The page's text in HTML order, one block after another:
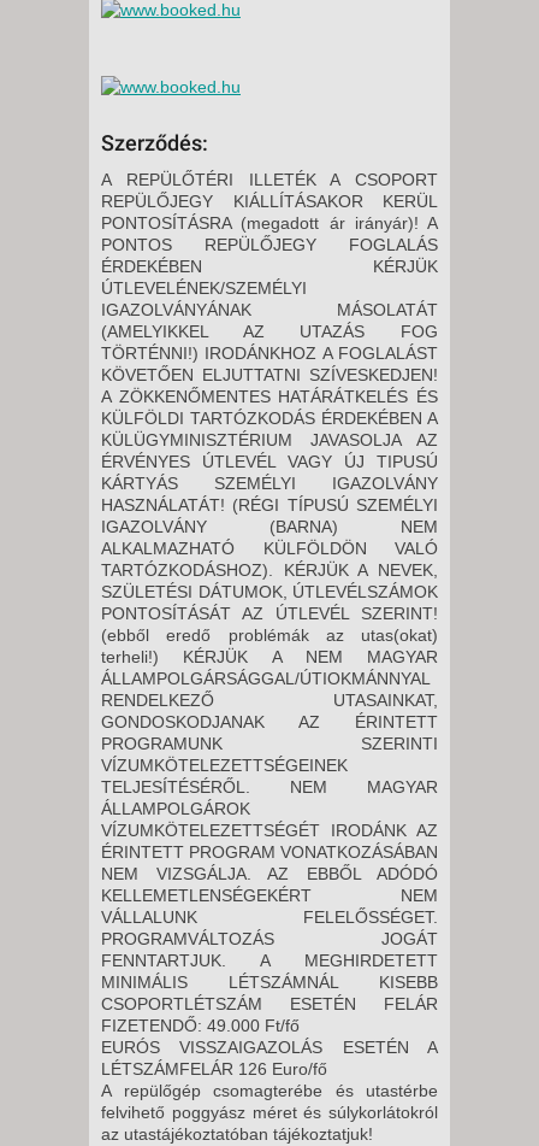
Szerződés:
A REPÜLŐTÉRI ILLETÉK A CSOPORT
REPÜLŐJEGY KIÁLLÍTÁSAKOR KERÜL
PONTOSÍTÁSRA (megadott ár irányár)! A
PONTOS REPÜLŐJEGY FOGLALÁS
ÉRDEKÉBEN KÉRJÜK
ÚTLEVELÉNEK/SZEMÉLYI
IGAZOLVÁNYÁNAK MÁSOLATÁT
(AMELYIKKEL AZ UTAZÁS FOG
TÖRTÉNNI!) IRODÁNKHOZ A FOGLALÁST
KÖVETŐEN ELJUTTATNI SZÍVESKEDJEN!
A ZÖKKENŐMENTES HATÁRÁTKELÉS ÉS
KÜLFÖLDI TARTÓZKODÁS ÉRDEKÉBEN A
KÜLÜGYMINISZTÉRIUM JAVASOLJA AZ
ÉRVÉNYES ÚTLEVÉL VAGY ÚJ TIPUSÚ
KÁRTYÁS SZEMÉLYI IGAZOLVÁNY
HASZNÁLATÁT! (RÉGI TÍPUSÚ SZEMÉLYI
IGAZOLVÁNY (BARNA) NEM
ALKALMAZHATÓ KÜLFÖLDÖN VALÓ
TARTÓZKODÁSHOZ). KÉRJÜK A NEVEK,
SZÜLETÉSI DÁTUMOK, ÚTLEVÉLSZÁMOK
PONTOSÍTÁSÁT AZ ÚTLEVÉL SZERINT!
(ebből eredő problémák az utas(okat)
terheli!) KÉRJÜK A NEM MAGYAR
ÁLLAMPOLGÁRSÁGGAL/ÚTIOKMÁNNYAL
RENDELKEZŐ UTASAINKAT,
GONDOSKODJANAK AZ ÉRINTETT
PROGRAMUNK SZERINTI
VÍZUMKÖTELEZETTSÉGEINEK
TELJESÍTÉSÉRŐL. NEM MAGYAR
ÁLLAMPOLGÁROK
VÍZUMKÖTELEZETTSÉGÉT IRODÁNK AZ
ÉRINTETT PROGRAM VONATKOZÁSÁBAN
NEM VIZSGÁLJA. AZ EBBŐL ADÓDÓ
KELLEMETLENSÉGEKÉRT NEM
VÁLLALUNK FELELŐSSÉGET.
PROGRAMVÁLTOZÁS JOGÁT
FENNTARTJUK. A MEGHIRDETETT
MINIMÁLIS LÉTSZÁMNÁL KISEBB
CSOPORTLÉTSZÁM ESETÉN FELÁR
FIZETENDŐ: 49.000 Ft/fő
EURÓS VISSZAIGAZOLÁS ESETÉN A
LÉTSZÁMFELÁR 126 Euro/fő
A repülőgép csomagterébe és utastérbe
felvihető poggyász méret és súlykorlátokról
az utastájékoztatóban tájékoztatjuk!